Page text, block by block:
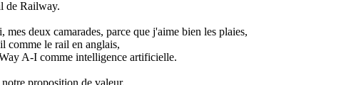
de Railway.
deux camarades, parce que j'aime bien les plaies,
comme le rail en anglais,
A-I comme intelligence artificielle.